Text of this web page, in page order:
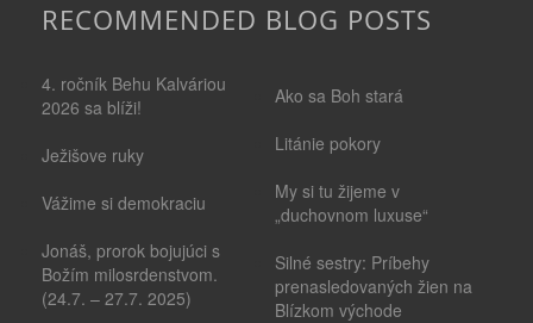
RECOMMENDED BLOG POSTS
4. ročník Behu Kalváriou
2026 sa blíži!
Ježišove ruky
Vážime si demokraciu
Jonáš, prorok bojujúci s
Božím milosrdenstvom.
(24.7. – 27.7. 2025)
Ako sa Boh stará
Litánie pokory
My si tu žijeme v
„duchovnom luxuse“
Silné sestry: Príbehy
prenasledovaných žien na
Blízkom východe